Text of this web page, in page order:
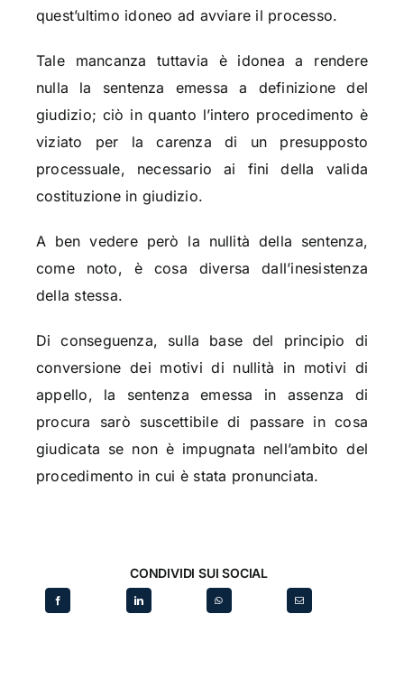
quest’ultimo idoneo ad avviare il processo.
Tale mancanza tuttavia è idonea a rendere
nulla la sentenza emessa a definizione del
giudizio; ciò in quanto l’intero procedimento è
viziato per la carenza di un presupposto
processuale, necessario ai fini della valida
costituzione in giudizio.
A ben vedere però la nullità della sentenza,
come noto, è cosa diversa dall’inesistenza
della stessa.
Di conseguenza, sulla base del principio di
conversione dei motivi di nullità in motivi di
appello, la sentenza emessa in assenza di
procura sarò suscettibile di passare in cosa
giudicata se non è impugnata nell’ambito del
procedimento in cui è stata pronunciata.
CONDIVIDI SUI SOCIAL